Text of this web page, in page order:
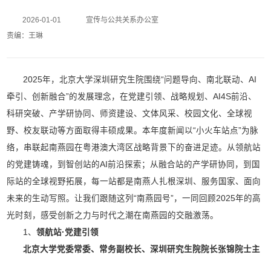
2026-01-01
宣传与公共关系办公室
责编：王琳
2025年，北京大学深圳研究生院围绕“问题导向、南北联动、AI
牵引、创新融合”的发展理念，在党建引领、战略规划、AI4S前沿、
科研突破、产学研协同、师资建设、文体风采、校园文化、全球视
野、校友联动等方面取得丰硕成果。本年度新闻以“小火车站点”为脉
络，串联起南燕园在粤港澳大湾区战略背景下的奋进足迹。从领航站
的党建铸魂，到智创站的AI前沿探索；从融合站的产学研协同，到国
际站的全球视野拓展，每一站都是南燕人扎根深圳、服务国家、面向
未来的生动写照。让我们跟随这列“南燕园号”，一同回顾2025年的高
光时刻，感受创新之力与时代之潮在南燕园的交融激荡。
1、领航站·党建引领
北京大学党委常委、常务副校长、深圳研究生院院长张锦院士主